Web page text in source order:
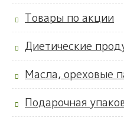
Товары по акции
Диетические
Масла, ореховые
Подарочная